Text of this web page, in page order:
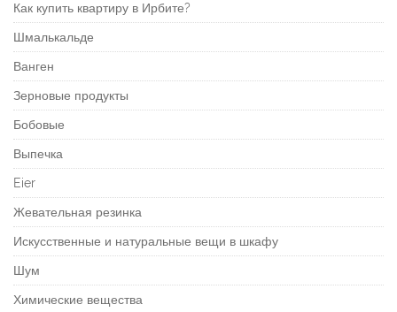
Как купить квартиру в Ирбите?
Шмалькальде
Ванген
Зерновые продукты
Бобовые
Выпечка
Eier
Жевательная резинка
Искусственные и натуральные вещи в шкафу
Шум
Химические вещества